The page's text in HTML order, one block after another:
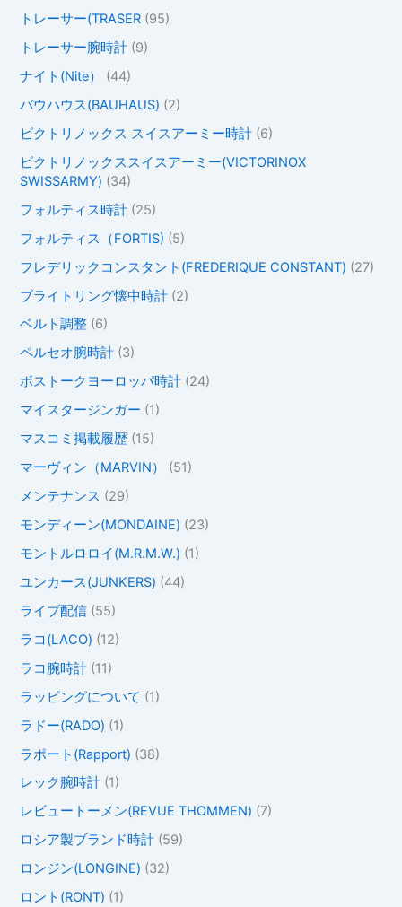
トレーサー(TRASER (95)
トレーサー腕時計 (9)
ナイト(Nite）
(44)
バウハウス(BAUHAUS) (2)
ビクトリノックス スイスアーミー時計 (6)
ビクトリノックススイスアーミー(VICTORINOX
SWISSARMY) (34)
フォルティス時計 (25)
フォルティス（FORTIS) (5)
フレデリックコンスタント(FREDERIQUE CONSTANT) (27)
ブライトリング懐中時計 (2)
ベルト調整 (6)
ペルセオ腕時計 (3)
ボストークヨーロッパ時計 (24)
マイスタージンガー (1)
マスコミ掲載履歴 (15)
マーヴィン（MARVIN）
(51)
メンテナンス (29)
モンディーン(MONDAINE) (23)
モントルロロイ(M.R.M.W.) (1)
ユンカース(JUNKERS) (44)
ライブ配信 (55)
ラコ(LACO) (12)
ラコ腕時計 (11)
ラッピングについて (1)
ラドー(RADO) (1)
ラポート(Rapport) (38)
レック腕時計 (1)
レビュートーメン(REVUE THOMMEN) (7)
ロシア製ブランド時計 (59)
ロンジン(LONGINE) (32)
ロント(RONT) (1)